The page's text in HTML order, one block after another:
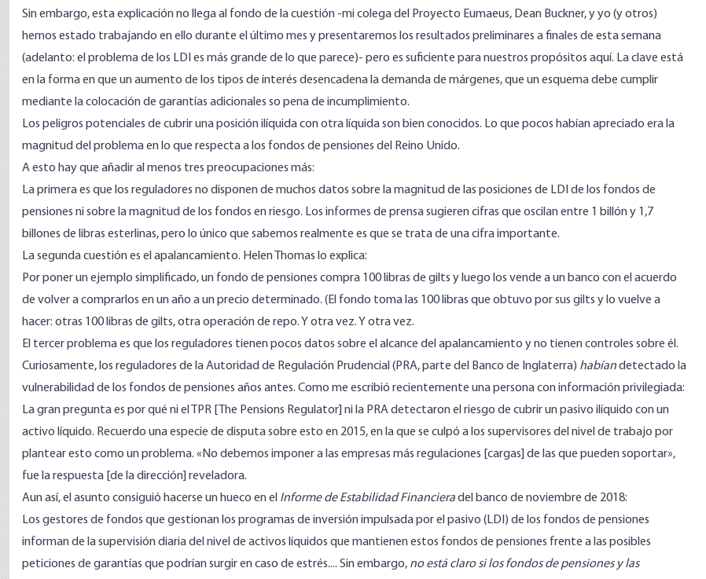
Sin embargo, esta explicación no llega al fondo de la cuestión -mi colegadel Proyecto Eumaeus, Dean Buckner, y yo (y otros)
hemos estado trabajando en ello durante el último mes y presentaremos los resultados preliminares a finales de estasemana
(adelanto: el problema de los LDI es más grande de lo que parece)- pero es suficiente para nuestros propósitos aquí. La clave está
en la forma en que un aumento de los tipos de interés desencadena la demanda de márgenes, que un esquema debe cumplir
mediante la colocación de garantías adicionales so pena de incumplimiento.
Los peligros potenciales de cubrir una posición ilíquida con otra líquida son bien conocidos. Lo que pocos habían apreciado era la
magnitud del problema en lo que respecta a los fondos de pensiones del Reino Unido.
A esto hay que añadir al menos tres preocupaciones más:
La primera es que los reguladores no disponen de muchos datos sobre la magnitud de las posiciones de LDI de los fondos de
pensiones ni sobre la magnitud de los fondos en riesgo. Los informes de prensa sugieren cifras que oscilan entre 1 billón y 1,7
billones de libras esterlinas, pero lo único que sabemos realmente es que se trata de una cifra importante.
La segunda cuestión es el apalancamiento. Helen Thomas lo explica:
Por poner un ejemplo simplificado, un fondo de pensiones compra 100 libras de gilts y luego los vende a un banco con el acuerdo
de volver a comprarlos en un año a un precio determinado. (El fondo toma las 100 libras que obtuvo por sus gilts y lo vuelve a
hacer: otras 100 libras de gilts, otra operación de repo. Y otra vez. Y otra vez.
El tercer problema es que los reguladores tienen pocos datos sobre el alcance del apalancamiento y no tienen controles sobre él.
Curiosamente, los reguladores de la Autoridad de Regulación Prudencial (PRA, parte del Banco de Inglaterra) habíandetectado la
vulnerabilidad de los fondos de pensiones años antes. Como me escribió recientemente una persona con información privilegiada:
La gran pregunta es por qué ni el TPR [The Pensions Regulator] ni la PRA detectaron el riesgo de cubrir un pasivo ilíquido con un
activo líquido. Recuerdo una especie de disputa sobre esto en 2015, en la que se culpó a los supervisores del nivel de trabajo por
plantear esto como un problema. «No debemos imponer a las empresas más regulaciones [cargas] de las que pueden soportar»,
fue la respuesta [de la dirección] reveladora.
Aun así, el asunto consiguió hacerse un hueco en el Informe de EstabilidadFinancieradel banco de noviembre de 2018:
Los gestores de fondos que gestionan los programas de inversión impulsada por el pasivo (LDI) de los fondos de pensiones
informan de la supervisión diaria del nivel de activos líquidos que mantienen estos fondos de pensiones frente a las posibles
peticiones de garantías que podrían surgir en caso de estrés.... Sin embargo, no está claro si los fondos de pensiones y las